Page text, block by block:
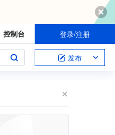
控制台 登录/注册
发布